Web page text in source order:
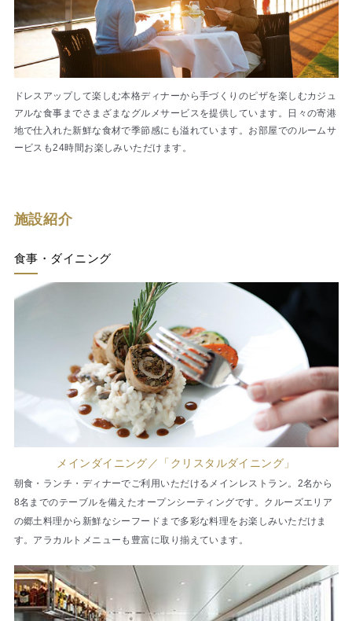
ドレスアップして楽しむ本格ディナーから手づくりのピザを楽しむカジュ
アルな食事までさまざまなグルメサービスを提供しています。日々の寄港
地で仕入れた新鮮な食材で季節感にも溢れています。お部屋でのルームサ
ービスも24時間お楽しみいただけます。
施設紹介
食事・ダイニング
メインダイニング／「クリスタルダイニング」
朝食・ランチ・ディナーでご利用いただけるメインレストラン。2名から
8名までのテーブルを備えたオープンシーティングです。クルーズエリア
の郷土料理から新鮮なシーフードまで多彩な料理をお楽しみいただけま
す。アラカルトメニューも豊富に取り揃えています。